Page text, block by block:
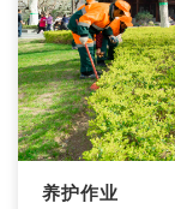
养护作业